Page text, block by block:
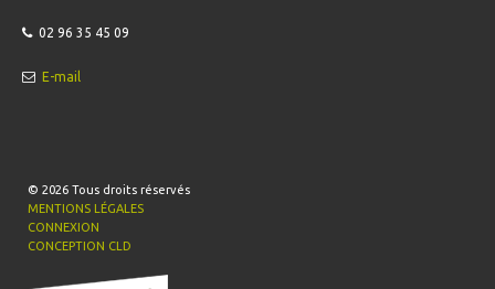
02 96 35 45 09
E-mail
© 2026 Tous droits réservés
MENTIONS LÉGALES
CONNEXION
CONCEPTION CLD